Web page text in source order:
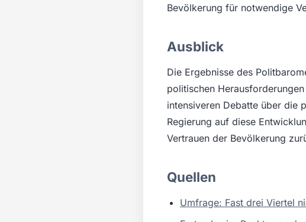
Bevölkerung für notwendige
Ausblick
Die Ergebnisse des
politischen
intensiveren Debatte über die
Regierung auf diese
Vertrauen der Bevölkerung
Quellen
Umfrage: Fast drei Viertel